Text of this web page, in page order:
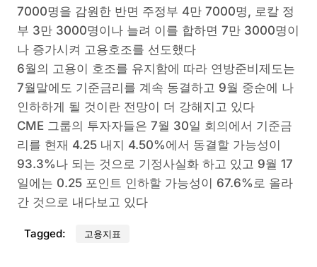
7000명을 감원한 반면 주정부 4만 7000명, 로칼 정
부 3만 3000명이나 늘려 이를 합하면 7만 3000명이
나 증가시켜 고용호조를 선도했다
6월의 고용이 호조를 유지함에 따라 연방준비제도는
7월말에도 기준금리를 계속 동결하고 9월 중순에 나
인하하게 될 것이란 전망이 더 강해지고 있다
CME 그룹의 투자자들은 7월 30일 회의에서 기준금
리를 현재 4.25 내지 4.50%에서 동결할 가능성이
93.3%나 되는 것으로 기정사실화 하고 있고 9월 17
일에는 0.25 포인트 인하할 가능성이 67.6%로 올라
간 것으로 내다보고 있다
Tagged: 고용지표